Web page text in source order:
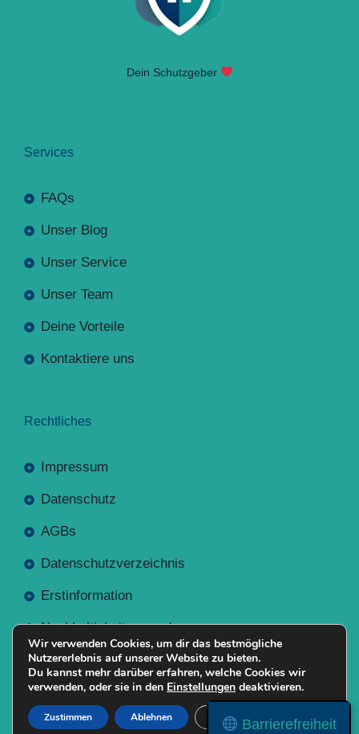
Dein Schutzgeber
Services
FAQs
Unser Blog
Unser Service
Unser Team
Deine Vorteile
Kontaktiere uns
Rechtliches
Impressum
Datenschutz
AGBs
Datenschutzverzeichnis
Erstinformation
Nachhaltigkeitsverordnung
Mit Erstellt NR-Webservices.de
Barrierefreiheit
Wir verwenden Cookies, um dir das bestmögliche
Nutzererlebnis auf unserer Website zu bieten.
Du kannst mehr darüber erfahren, welche Cookies wir
verwenden, oder sie in den Einstellungen deaktivieren.
Zustimmen Ablehnen Einstellungen